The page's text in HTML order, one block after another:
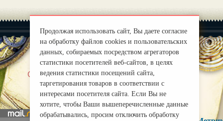
О нас |
mirprognoz@mail.ru
Продолжая использовать сайт, Вы даете согласие
на обработку файлов cookies и пользовательских
данных, собираемых посредством агрегаторов
статистики посетителей веб-сайтов, в целях
ведения статистики посещений сайта,
таргетирования товаров в соответствии с
интересами посетителя сайта. Если Вы не
хотите, чтобы Ваши вышеперечисленные данные
обрабатывались, просим отключить обработку